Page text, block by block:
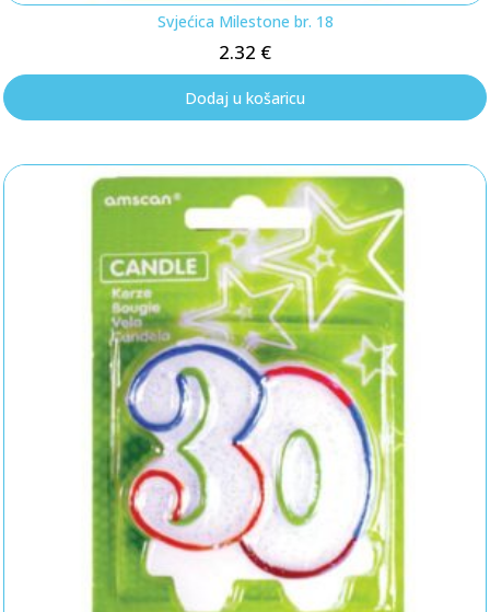
Svjećica Milestone br. 18
2.32 €
Dodaj u košaricu